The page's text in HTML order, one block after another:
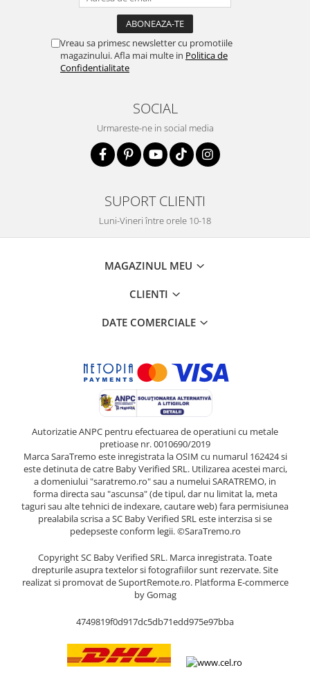
Vreau sa primesc newsletter cu promotiile
magazinului. Afla mai multe in Politica de
Confidentialitate
SOCIAL
Urmareste-ne in social media
SUPORT CLIENTI
Luni-Vineri între orele 10-18
MAGAZINUL MEU
CLIENTI
DATE COMERCIALE
Autorizatie ANPC pentru efectuarea de operatiuni cu metale
pretioase nr. 0010690/2019
Marca SaraTremo este inregistrata la OSIM cu numarul 162424 si
este detinuta de catre Baby Verified SRL. Utilizarea acestei marci,
a domeniului "saratremo.ro" sau a numelui SARATREMO, in
forma directa sau "ascunsa" (de tipul, dar nu limitat la, meta
taguri sau alte tehnici de indexare, cautare web) fara permisiunea
prealabila scrisa a SC Baby Verified SRL este interzisa si se
pedepseste conform legii. ©SaraTremo.ro
Copyright SC Baby Verified SRL. Marca inregistrata. Toate
drepturile asupra textelor si fotografiilor sunt rezervate. Site
realizat si promovat de SuportRemote.ro. Platforma E-commerce
by Gomag
4749819f0d917dc5db71edd975e97bba